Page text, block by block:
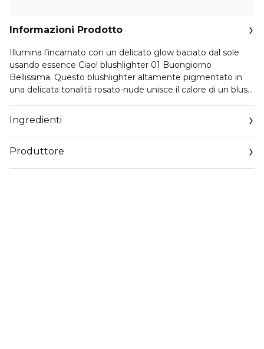
Informazioni Prodotto
Illumina l’incarnato con un delicato glow baciato dal sole
usando essence Ciao! blushlighter 01 Buongiorno
Bellissima. Questo blushlighter altamente pigmentato in
una delicata tonalità rosato-nude unisce il calore di un blush
naturalmente radiose con delicati riflessi scintillanti. La
formula pressata in polvere ha una texture setosa e
morbida che si fonde perfettamente con la pelle, offrendo
un’alta resa colore con un finish leggero e modulabile.
Ingredienti
Produttore